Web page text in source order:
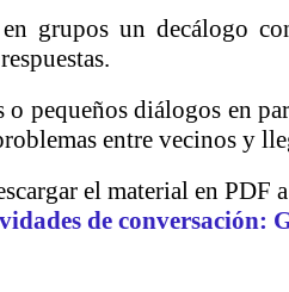
grupos un decálogo
o pequeños diálogos en
entre vecinos y
el material en PDF
de conversación: